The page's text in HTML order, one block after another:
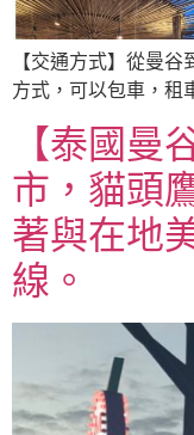
【交通方式】從曼
方式，可以包車，
【泰國曼
市，貓頭
著與在地
線。